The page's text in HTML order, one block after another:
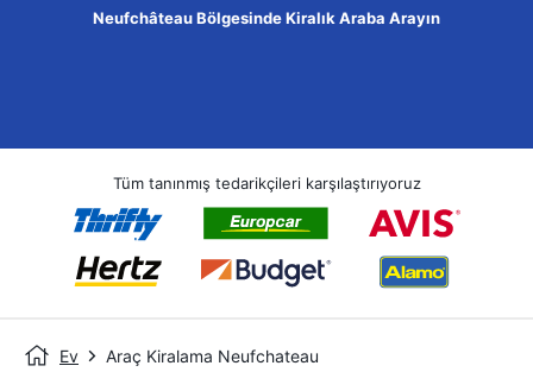
Neufchâteau Bölgesinde Kiralık Araba Arayın
Tüm tanınmış tedarikçileri karşılaştırıyoruz
Ev Araç Kiralama Neufchateau